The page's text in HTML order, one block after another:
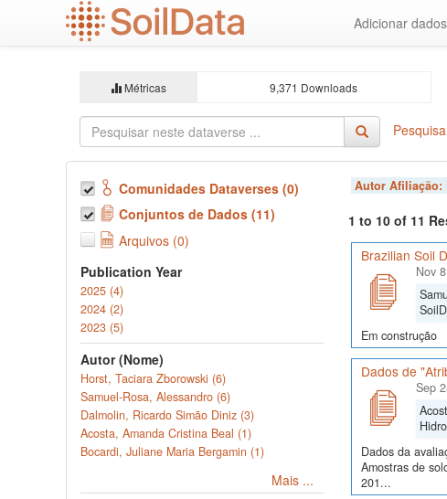
Adicionar dados
Métricas 9,371 Downloads
Comunidades Dataverses (0)
Conjuntos de Dados (11)
Arquivos (0)
Publication Year
2025 (4)
2024 (2)
2023 (5)
Autor (Nome)
Horst, Taciara Zborowski (6)
Samuel-Rosa, Alessandro (6)
Dalmolin, Ricardo Simão Diniz (3)
Acosta, Amanda Cristina Beal (1)
Bocardi, Juliane Maria Bergamin (1)
Mais ...
Autor Afiliação:
1 to 10 of 11
Brazilian Soil
Nov
Em construção
Dados de
Sep
Dados da
Amostras de
201...